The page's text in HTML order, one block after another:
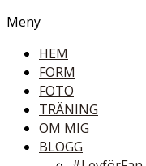
Meny
HEM
FORM
FOTO
TRÄNING
OM MIG
BLOGG